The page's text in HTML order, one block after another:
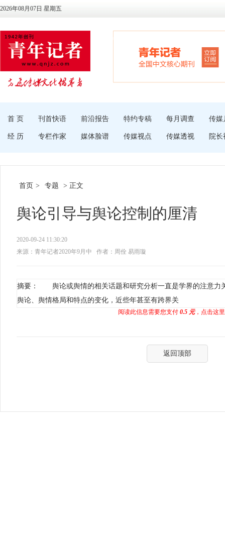
2026年08月07日 星期五
首 页 刊首快语 前沿报告 特约专稿 每月调查 传媒
经 历 专栏作家 媒体脸谱 传媒视点 传媒透视 院长
首页 > 专题 > 正文
舆论引导与舆论控制的厘清
2020-09-24 11:30:20
来源：青年记者2020年9月中
作者：周佺 易雨璇
摘要： 舆论或舆情的相关话题和研究分析一直是学界的注意力
舆论、舆情格局和特点的变化，近些年甚至有跨界关
阅读此信息需要您支付 0.5 元，点击这
返回顶部